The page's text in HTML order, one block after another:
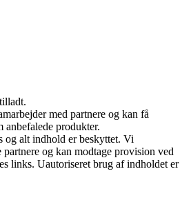
med partnere og kan få
anbefalede produkter.
og alt indhold er beskyttet. Vi
partnere og kan modtage provision ved
links. Uautoriseret brug af indholdet er